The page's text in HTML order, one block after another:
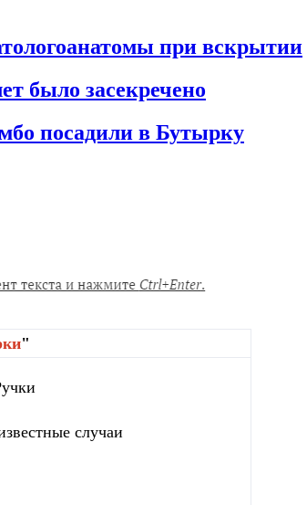
при вскрытии
было засекречено
посадили в Бутырку
"
случаи